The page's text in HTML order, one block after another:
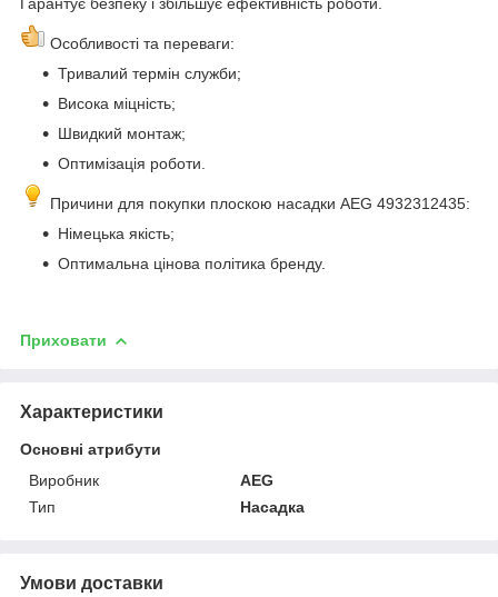
Особливості та переваги:
Тривалий термін служби;
Висока міцність;
Швидкий монтаж;
Оптимізація роботи.
Причини для покупки плоскою насадки AEG 4932312435:
Німецька якість;
Оптимальна цінова політика бренду.
Приховати
Характеристики
Основні атрибути
Виробник
AEG
Тип
Насадка
Умови доставки